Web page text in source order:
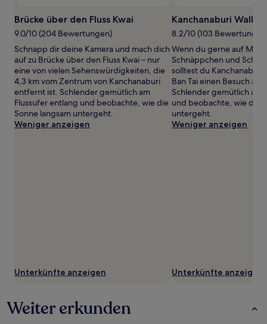
ändern.
Es
zusätzliche
Bedingungen
gelten.
Brücke über den Fluss Kwai
9.0/10 (204 Bewertungen)
Schnapp dir deine Kamera und mach dich
auf zu Brücke über den Fluss Kwai – nur
eine von vielen Sehenswürdigkeiten, die
4,3 km vom Zentrum von Kanchanaburi
entfernt ist. Schlender gemütlich am
Flussufer entlang und beobachte, wie die
Sonne langsam untergeht.
Weniger anzeigen
Unterkünfte anzeigen
Kanchanaburi
8.2/10 (103
Wenn du gerne auf
Schnäppchen und
solltest du Kanchanaburi
Ban Tai einen Besuch
Schlender gemütlich am
und beobachte, wie die
untergeht.
Weniger anzeigen
Unterkünfte anzeigen
Weiter erkunden